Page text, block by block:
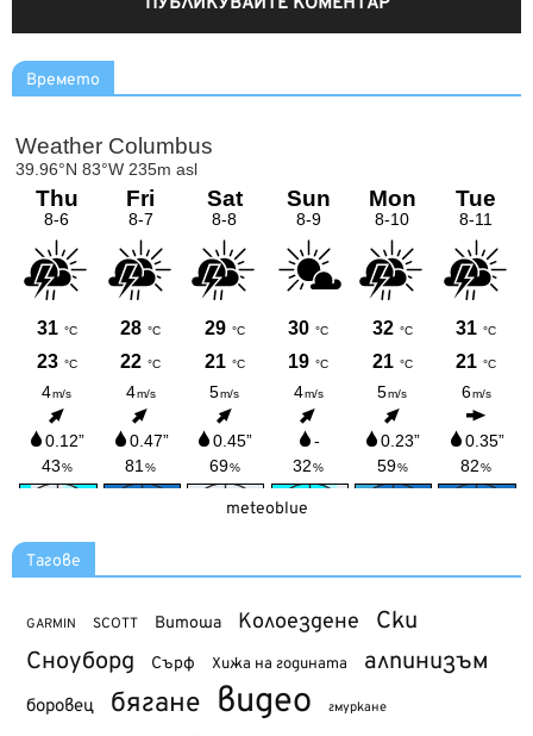
Времето
meteoblue
Тагове
GARMIN SCOTT Витоша Колоездене Ски
Сноуборд Сърф Хижа на годината алпинизъм
боровец бягане видео гмуркане